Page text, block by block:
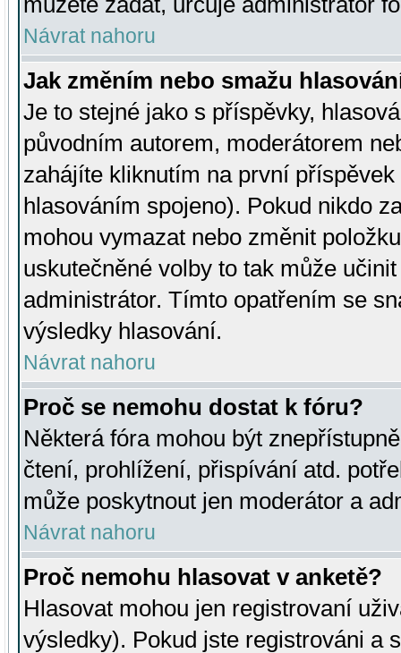
Návrat nahoru
Jak změním nebo smažu
Je to stejné jako s příspěvky,
původním autorem, moderátorem
zahájíte kliknutím na první
hlasováním spojeno). Pokud nikdo
mohou vymazat nebo změnit
uskutečněné volby to tak může
administrátor. Tímto opatřením se
výsledky hlasování.
Návrat nahoru
Proč se nemohu dostat k fóru?
Některá fóra mohou být
čtení, prohlížení, přispívání atd.
může poskytnout jen moderátor a
Návrat nahoru
Proč nemohu hlasovat v anketě?
Hlasovat mohou jen registrovaní
výsledky). Pokud jste registrováni a